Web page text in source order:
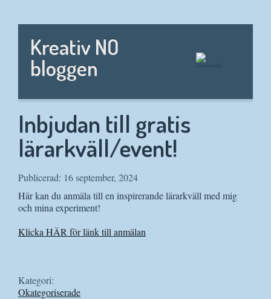
Kreativ NO
bloggen
Inbjudan till gratis
lärarkväll/event!
Publicerad: 16 september, 2024
Här kan du anmäla till en inspirerande lärarkväll med mig
och mina experiment!
Klicka HÄR för länk till anmälan
Kategori:
Okategoriserade